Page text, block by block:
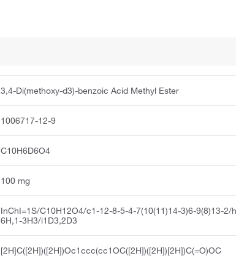
3,4-Di(methoxy-d3)-benzoic Acid Methyl Ester
1006717-12-9
C10H6D6O4
100 mg
InChI=1S/C10H12O4/c1-12-8-5-4-7(10(11)14-3)6-9(8)13-2/
6H,1-3H3/i1D3,2D3
[2H]C([2H])([2H])Oc1ccc(cc1OC([2H])([2H])[2H])C(=O)OC